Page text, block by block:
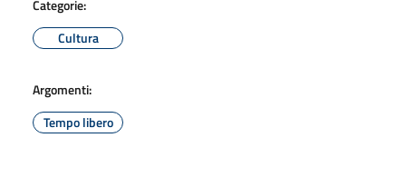
Categorie:
Cultura
Argomenti:
Tempo libero